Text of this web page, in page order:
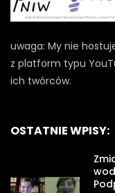
uwaga: My nie
z platform typu
ich twórców.
OSTATNIE WPISY: